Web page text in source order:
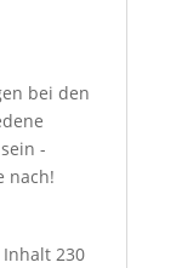
bei den
-
nach!
Inhalt 230